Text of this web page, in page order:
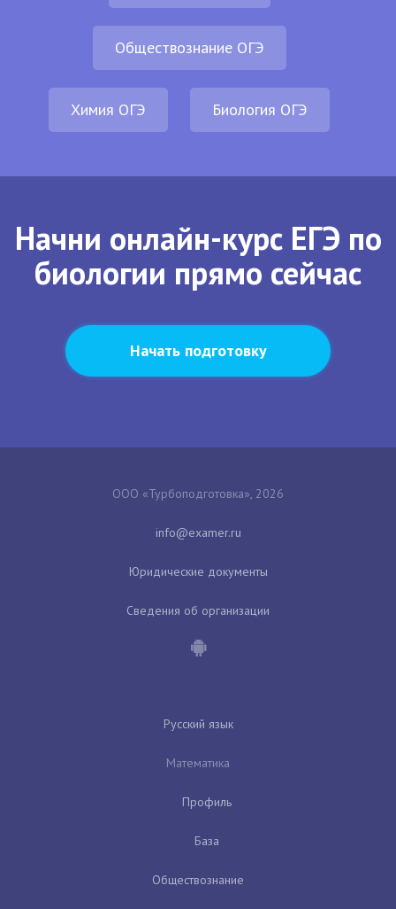
Обществознание ОГЭ
Химия ОГЭ Биология ОГЭ
Начни онлайн-курс ЕГЭ по
биологии прямо сейчас
Начать подготовку
ООО «Турбоподготовка», 2026
Юридические документы
Сведения об организации
Русский язык
Математика
Профиль
База
Обществознание